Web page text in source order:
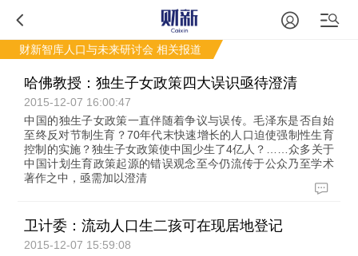
财新智库人口与未来研讨会 相关报道
哈佛教授：独生子女政策四大误识亟待澄清
2015-12-07 16:00:47
中国的独生子女政策一直伴随着争议与误传。毛泽东是否自始
至终反对节制生育？70年代末快速增长的人口迫使强制性生育
控制的实施？独生子女政策使中国少生了4亿人？……众多关于
中国计划生育政策起源的错误观念至今仍流传于公众乃至学术
著作之中，亟需加以澄清
卫计委：流动人口生二孩可在现居地登记
2015-12-07 15:59:08